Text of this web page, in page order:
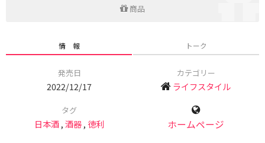
商品
情 報 トーク
発売日
2022/12/17
カテゴリー
ライフスタイル
タグ
日本酒,酒器, 徳利 ホームページ